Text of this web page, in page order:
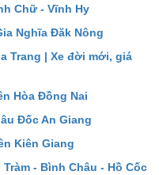
Chữ - Vĩnh Hy
Nghĩa Đăk Nông
Trang | Xe đời mới, giá
Hòa Đồng Nai
Đốc An Giang
Kiên Giang
- Bình Châu - Hồ Cốc